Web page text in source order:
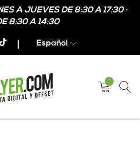
A JUEVES DE 8:30 A 17:30 ·
8:30 A 14:30
Español
personalizadas